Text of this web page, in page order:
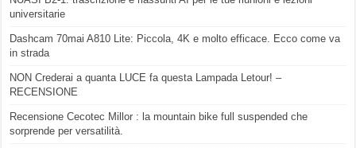
universitarie
Dashcam 70mai A810 Lite: Piccola, 4K e molto efficace. Ecco come va
in strada
NON Crederai a quanta LUCE fa questa Lampada Letour! –
RECENSIONE
Recensione Cecotec Millor : la mountain bike full suspended che
sorprende per versatilità.